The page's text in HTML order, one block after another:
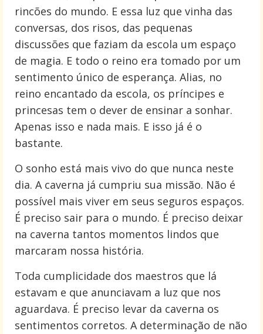
rincões do mundo. E essa luz que vinha das
conversas, dos risos, das pequenas
discussões que faziam da escola um espaço
de magia. E todo o reino era tomado por um
sentimento único de esperança. Alias, no
reino encantado da escola, os príncipes e
princesas tem o dever de ensinar a sonhar.
Apenas isso e nada mais. E isso já é o
bastante.
O sonho está mais vivo do que nunca neste
dia. A caverna já cumpriu sua missão. Não é
possível mais viver em seus seguros espaços.
É preciso sair para o mundo. É preciso deixar
na caverna tantos momentos lindos que
marcaram nossa história.
Toda cumplicidade dos maestros que lá
estavam e que anunciavam a luz que nos
aguardava. É preciso levar da caverna os
sentimentos corretos. A determinação de não